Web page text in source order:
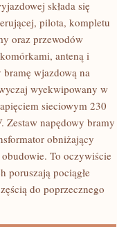
składa się
pilota, kompletu
oraz przewodów
anteną i
wjazdową na
wyekwipowany w
sieciowym 230
Zestaw napędowy bramy
obniżający
To oczywiście
poruszają pociągłe
do poprzecznego